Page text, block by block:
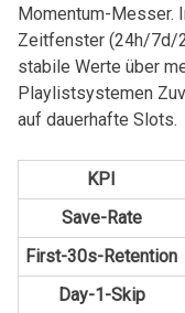
Momentum-Messer.
⁢Zeitfenster (24h/7d/
stabile ⁢Werte über
Playlistsystemen
⁤auf dauerhafte Slots.
KPI
Save-Rate
First-30s-Retention
Day-1-Skip